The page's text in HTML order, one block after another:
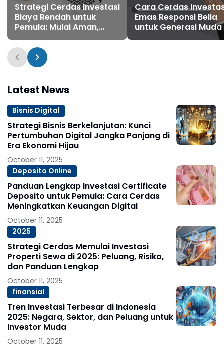
Strategi Cerdas Investasi
Biaya Rendah untuk
Pemula: Mulai Aman,
Untung Maksimal
Cara Cerdas
Emas Responsi Belia
untuk Generasi Muda
Latest News
Bisnis Digital
Strategi Bisnis Berkelanjutan: Kunci
Pertumbuhan Digital Jangka Panjang di
Era Ekonomi Hijau
October 11, 2025
Deposito Online
Panduan Lengkap Investasi Certificate
Deposito untuk Pemula: Cara Cerdas
Meningkatkan Keuangan Digital
October 11, 2025
2025
Strategi Cerdas Memulai Investasi
Properti Sewa di 2025: Peluang, Risiko,
dan Panduan Lengkap
October 11, 2025
finansial
Tren Investasi Terbesar di Indonesia
2025: Negara, Sektor, dan Peluang untuk
Investor Muda
October 11, 2025